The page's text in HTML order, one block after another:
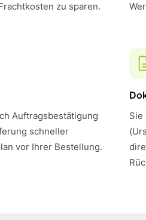
zu sparen.
Auftragsbestätigung
schneller
vor Ihrer Bestellung.
Sie